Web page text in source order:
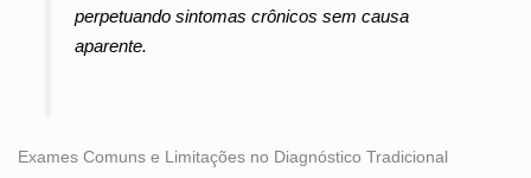
perpetuando sintomas crônicos sem causa
aparente.
Exames Comuns e Limitações no Diagnóstico Tradicional